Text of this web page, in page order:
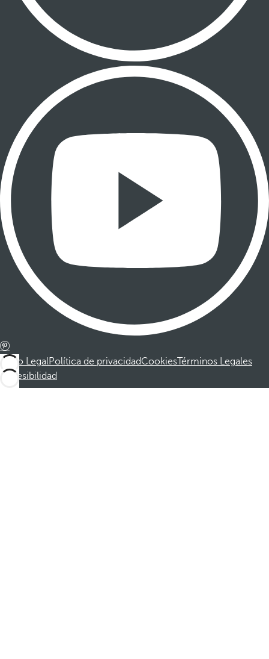
Aviso LegalPolítica de privacidadCookiesTérminos Legales
Accesibilidad